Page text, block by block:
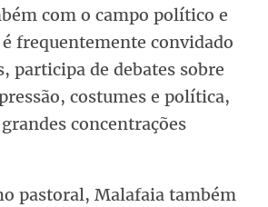
com o campo político e
frequentemente convidado
participa de debates sobre
costumes e política,
concentrações
pastoral, Malafaia também